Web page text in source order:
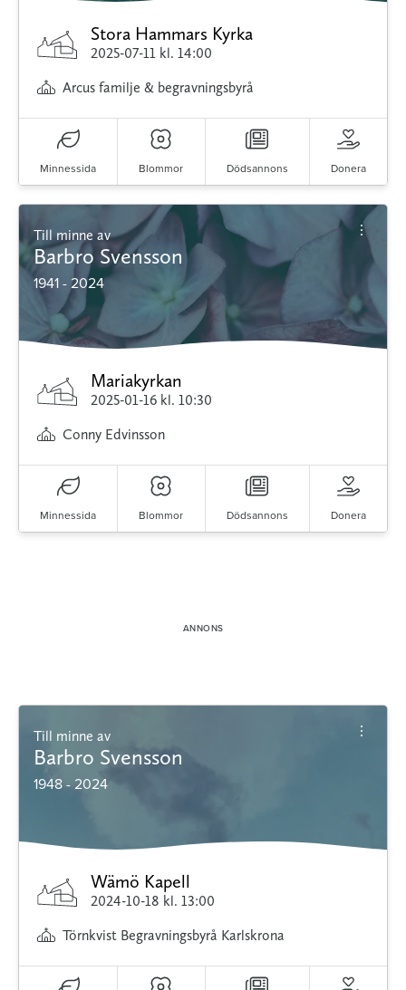
Stora Hammars Kyrka
2025-07-11 kl. 14:00
Arcus familje & begravningsbyrå
Minnessida Blommor Dödsannons Donera
Till minne av
Barbro Svensson
1941 - 2024
Mariakyrkan
2025-01-16 kl. 10:30
Conny Edvinsson
Minnessida Blommor Dödsannons Donera
Till minne av
Barbro Svensson
1948 - 2024
Wämö Kapell
2024-10-18 kl. 13:00
Törnkvist Begravningsbyrå Karlskrona